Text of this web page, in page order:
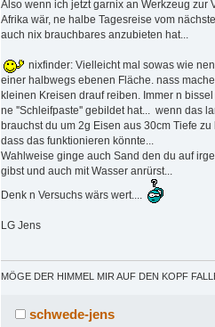
Also wenn ich jetzt garnix an Werkzeug zur
Afrika wär, ne halbe Tagesreise vom
auch nix brauchbares anzubieten hat...
nixfinder: Vielleicht mal sowas wie
einer halbwegs ebenen Fläche. nass
kleinen Kreisen drauf reiben. Immer n
ne ''Schleifpaste'' gebildet hat... wenn das
brauchst du um 2g Eisen aus 30cm Tiefe
dass das funktionieren könnte...
Wahlweise ginge auch Sand den du auf
gibst und auch mit Wasser anrürst...
Denk n Versuchs wärs wert....
LG Jens
MÖGE DER HIMMEL MIR AUF DEN KOPF
schwede-jens